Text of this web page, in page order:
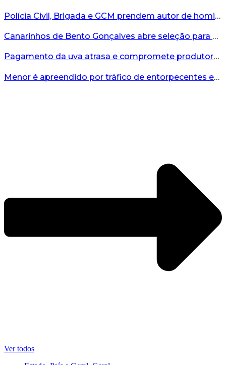
Polícia Civil, Brigada e GCM prendem autor de homicídio em Bento Gonçalves...
Canarinhos de Bento Gonçalves abre seleção para novos integrantes...
Pagamento da uva atrasa e compromete produtores...
Menor é apreendido por tráfico de entorpecentes em Veranópolis...
Ver todos